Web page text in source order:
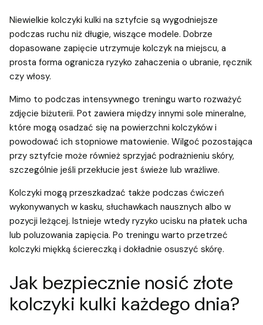
Niewielkie kolczyki kulki na sztyfcie są wygodniejsze
podczas ruchu niż długie, wiszące modele. Dobrze
dopasowane zapięcie utrzymuje kolczyk na miejscu, a
prosta forma ogranicza ryzyko zahaczenia o ubranie, ręcznik
czy włosy.
Mimo to podczas intensywnego treningu warto rozważyć
zdjęcie biżuterii. Pot zawiera między innymi sole mineralne,
które mogą osadzać się na powierzchni kolczyków i
powodować ich stopniowe matowienie. Wilgoć pozostająca
przy sztyfcie może również sprzyjać podrażnieniu skóry,
szczególnie jeśli przekłucie jest świeże lub wrażliwe.
Kolczyki mogą przeszkadzać także podczas ćwiczeń
wykonywanych w kasku, słuchawkach nausznych albo w
pozycji leżącej. Istnieje wtedy ryzyko ucisku na płatek ucha
lub poluzowania zapięcia. Po treningu warto przetrzeć
kolczyki miękką ściereczką i dokładnie osuszyć skórę.
Jak bezpiecznie nosić złote
kolczyki kulki każdego dnia?